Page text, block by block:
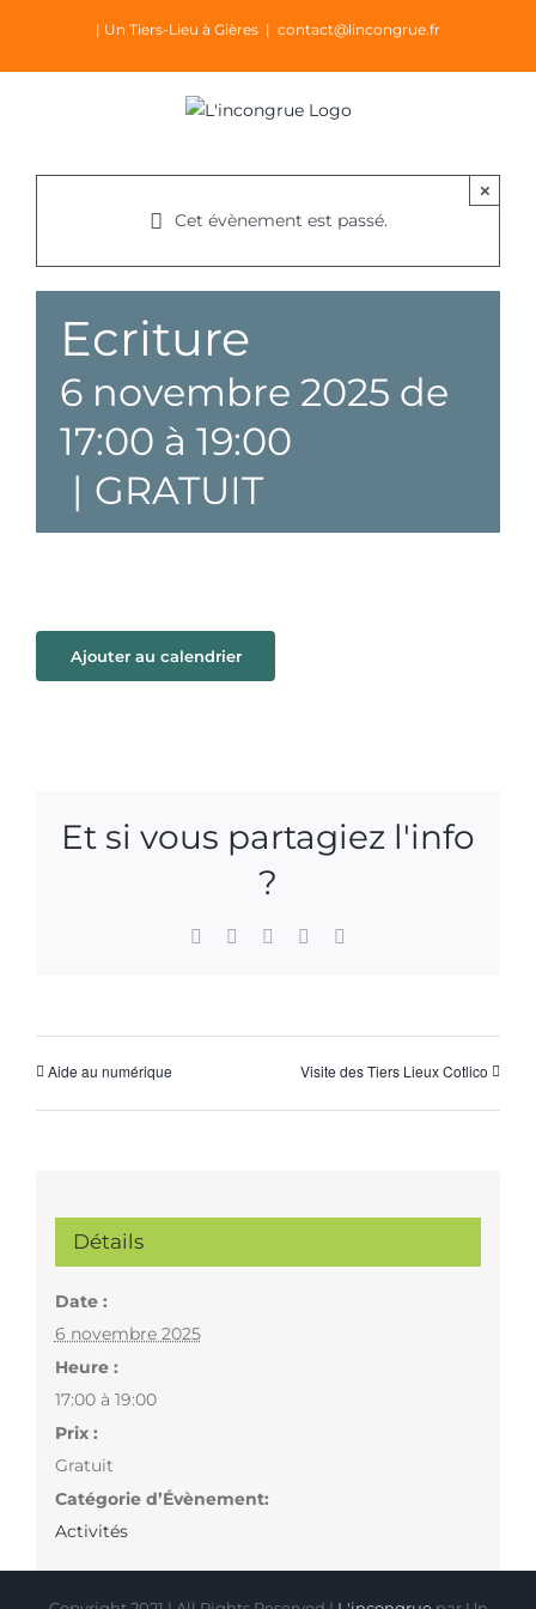
contenu
| Un Tiers-Lieu à Gières | contact@lincongrue.fr
Cet évènement est passé.
×
Ecriture
6 novembre 2025 de
17:00 à 19:00
| GRATUIT
Ajouter au calendrier
Et si vous partagiez l'info
?
Facebook WhatsApp
Pinterest
Aide au numérique Visite des Tiers Lieux Cotlico
Détails
Date :
6 novembre 2025
Heure :
17:00 à 19:00
Prix :
Gratuit
Catégorie d’Évènement:
Activités